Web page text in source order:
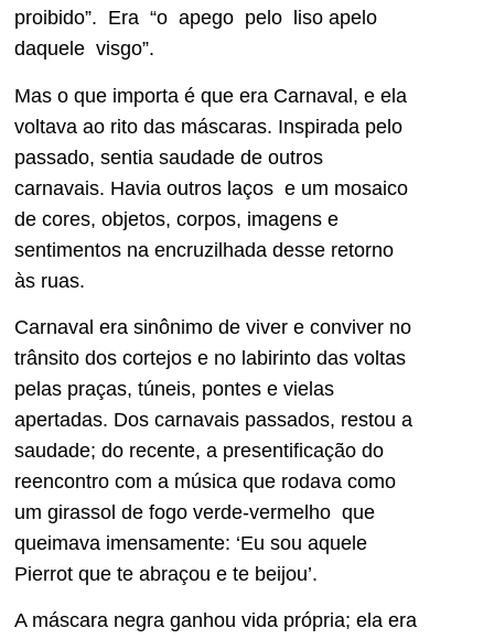
proibido”. Era “o apego pelo liso apelo
daquele visgo”.
Mas o que importa é que era Carnaval, e ela
voltava ao rito das máscaras. Inspirada pelo
passado, sentia saudade de outros
carnavais. Havia outros laços e um mosaico
de cores, objetos, corpos, imagens e
sentimentos na encruzilhada desse retorno
às ruas.
Carnaval era sinônimo de viver e conviver no
trânsito dos cortejos e no labirinto das voltas
pelas praças, túneis, pontes e vielas
apertadas. Dos carnavais passados, restou a
saudade; do recente, a presentificação do
reencontro com a música que rodava como
um girassol de fogo verde-vermelho que
queimava imensamente: ‘Eu sou aquele
Pierrot que te abraçou e te beijou’.
A máscara negra ganhou vida própria; ela era